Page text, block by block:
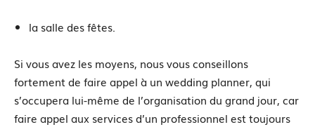
la salle des fêtes.
Si vous avez les moyens, nous vous conseillons
fortement de faire appel à un wedding planner, qui
s’occupera lui-même de l’organisation du grand jour, car
faire appel aux services d’un professionnel est toujours